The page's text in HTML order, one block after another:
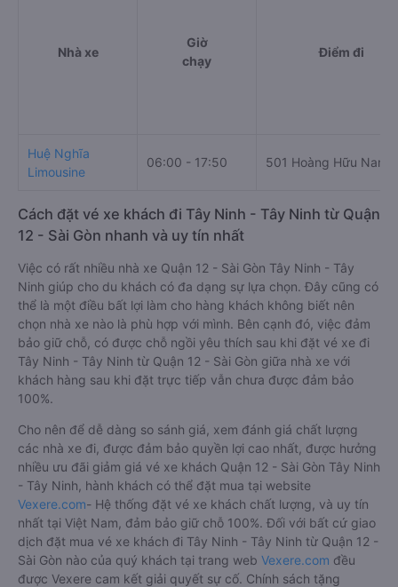
Nhà xe
Giờ
chạy
Điểm đi
Huệ Nghĩa
Limousine
06:00 - 17:50 501 Hoàng Hữu Nam
Cách đặt vé xe khách đi Tây Ninh - Tây Ninh từ Quận
12 - Sài Gòn nhanh và uy tín nhất
Việc có rất nhiều nhà xe Quận 12 - Sài Gòn Tây Ninh - Tây
Ninh giúp cho du khách có đa dạng sự lựa chọn. Đây cũng có
thể là một điều bất lợi làm cho hàng khách không biết nên
chọn nhà xe nào là phù hợp với mình. Bên cạnh đó, việc đảm
bảo giữ chỗ, có được chỗ ngồi yêu thích sau khi đặt vé xe đi
Tây Ninh - Tây Ninh từ Quận 12 - Sài Gòn giữa nhà xe với
khách hàng sau khi đặt trực tiếp vẫn chưa được đảm bảo
100%.
Cho nên để dễ dàng so sánh giá, xem đánh giá chất lượng
các nhà xe đi, được đảm bảo quyền lợi cao nhất, được hưởng
nhiều ưu đãi giảm giá vé xe khách Quận 12 - Sài Gòn Tây Ninh
- Tây Ninh, hành khách có thể đặt mua tại website
Vexere.com- Hệ thống đặt vé xe khách chất lượng, và uy tín
nhất tại Việt Nam, đảm bảo giữ chỗ 100%. Đối với bất cứ giao
dịch đặt mua vé xe khách đi Tây Ninh - Tây Ninh từ Quận 12 -
Sài Gòn nào của quý khách tại trang web Vexere.com đều
được Vexere cam kết giải quyết sự cố. Chính sách tặng